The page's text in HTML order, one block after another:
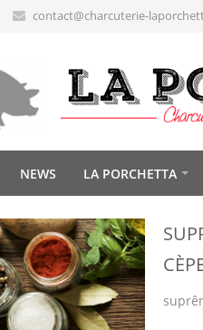
contact@charcuterie-
NEWS LA PORCHETTA